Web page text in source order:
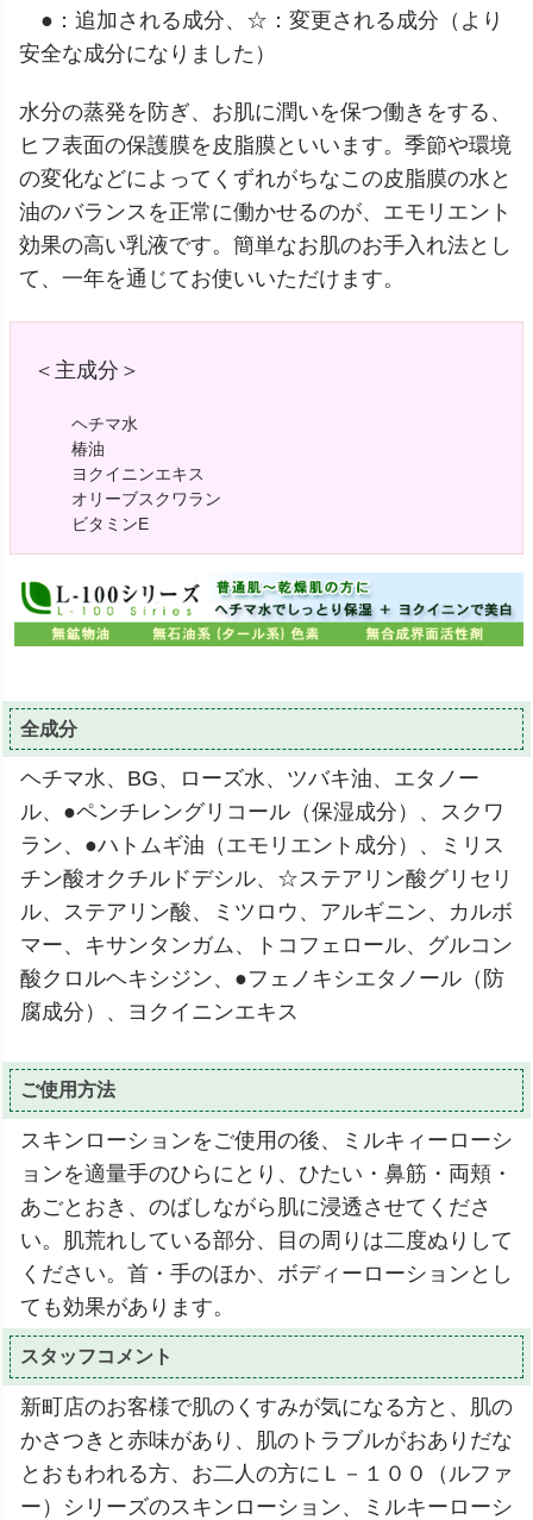
●：追加される成分、☆：変更される成分（より
安全な成分になりました）
水分の蒸発を防ぎ、お肌に潤いを保つ働きをする、
ヒフ表面の保護膜を皮脂膜といいます。季節や環境
の変化などによってくずれがちなこの皮脂膜の水と
油のバランスを正常に働かせるのが、エモリエント
効果の高い乳液です。簡単なお肌のお手入れ法とし
て、一年を通じてお使いいただけます。
＜主成分＞
ヘチマ水
椿油
ヨクイニンエキス
オリーブスクワラン
ビタミンE
全成分
ヘチマ水、BG、ローズ水、ツバキ油、エタノー
ル、●ペンチレングリコール（保湿成分）、スクワ
ラン、●ハトムギ油（エモリエント成分）、ミリス
チン酸オクチルドデシル、☆ステアリン酸グリセリ
ル、ステアリン酸、ミツロウ、アルギニン、カルボ
マー、キサンタンガム、トコフェロール、グルコン
酸クロルヘキシジン、●フェノキシエタノール（防
腐成分）、ヨクイニンエキス
ご使用方法
スキンローションをご使用の後、ミルキィーローシ
ョンを適量手のひらにとり、ひたい・鼻筋・両頬・
あごとおき、のばしながら肌に浸透させてくださ
い。肌荒れしている部分、目の周りは二度ぬりして
ください。首・手のほか、ボディーローションとし
ても効果があります。
スタッフコメント
新町店のお客様で肌のくすみが気になる方と、肌の
かさつきと赤味があり、肌のトラブルがおありだな
とおもわれる方、お二人の方にＬ－１００（ルファ
ー）シリーズのスキンローション、ミルキーローシ